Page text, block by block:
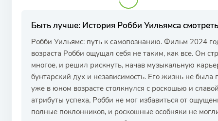
Быть лучше: История Робби Уильямса
Робби Уильямс: путь к самопознанию. Фильм 2024
возраста Робби ощущал себя не таким, как все. Он
многое, и решил рискнуть, начав музыкальную
бунтарский дух и независимость. Его жизнь не
уже в юном возрасте столкнулся с роскошью и
атрибуты успеха, Робби не мог избавиться от
полные поклонников, и роскошные особняки не